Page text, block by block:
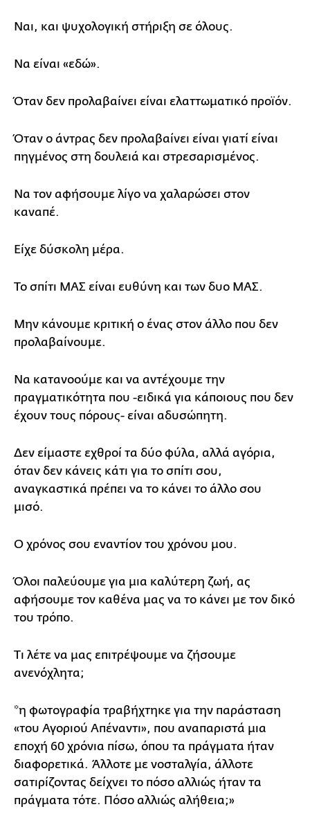
Ναι, και ψυχολογική στήριξη σε όλους.
Να είναι «εδώ».
Όταν δεν προλαβαίνει είναι ελαττωματικό προϊόν.
Όταν ο άντρας δεν προλαβαίνει είναι γιατί είναι
πηγμένος στη δουλειά και στρεσαρισμένος.
Να τον αφήσουμε λίγο να χαλαρώσει στον
καναπέ.
Είχε δύσκολη μέρα.
Το σπίτι ΜΑΣ είναι ευθύνη και των δυο ΜΑΣ.
Μην κάνουμε κριτική ο ένας στον άλλο που δεν
προλαβαίνουμε.
Να κατανοούμε και να αντέχουμε την
πραγματικότητα που -ειδικά για κάποιους που δεν
έχουν τους πόρους- είναι αδυσώπητη.
Δεν είμαστε εχθροί τα δύο φύλα, αλλά αγόρια,
όταν δεν κάνεις κάτι για το σπίτι σου,
αναγκαστικά πρέπει να το κάνει το άλλο σου
μισό.
Ο χρόνος σου εναντίον του χρόνου μου.
Όλοι παλεύουμε για μια καλύτερη ζωή, ας
αφήσουμε τον καθένα μας να το κάνει με τον δικό
του τρόπο.
Τι λέτε να μας επιτρέψουμε να ζήσουμε
ανενόχλητα;
*η φωτογραφία τραβήχτηκε για την παράσταση
«του Αγοριού Απέναντι», που αναπαριστά μια
εποχή 60 χρόνια πίσω, όπου τα πράγματα ήταν
διαφορετικά. Άλλοτε με νοσταλγία, άλλοτε
σατιρίζοντας δείχνει το πόσο αλλιώς ήταν τα
πράγματα τότε. Πόσο αλλιώς αλήθεια;»